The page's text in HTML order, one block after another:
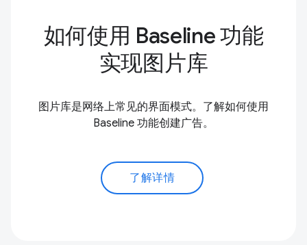
如何使用 Baseline 功能
实现图片库
图片库是网络上常见的界面模式。了解如何使用
Baseline 功能创建广告。
了解详情